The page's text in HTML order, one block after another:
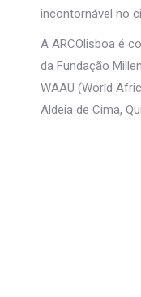
incontornável no
A ARCOlisboa é
da Fundação
WAAU (World
Aldeia de Cima,